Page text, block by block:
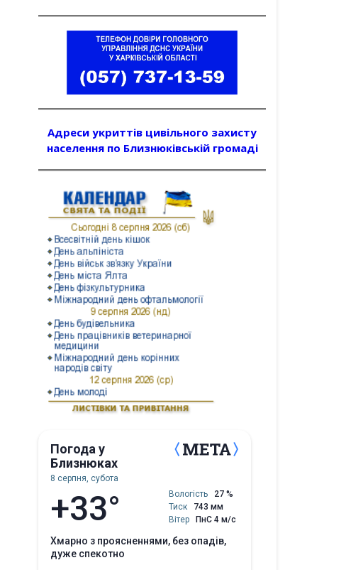
Адреси укриттів цивільного захисту
населення по Близнюківській громаді
Погода у
Близнюках
8 серпня, субота
+33° Вологість
27 %
Тиск
743 мм
Вітер
ПнС 4 м/с
хмарно з проясненнями, без опадів,
дуже спекотно